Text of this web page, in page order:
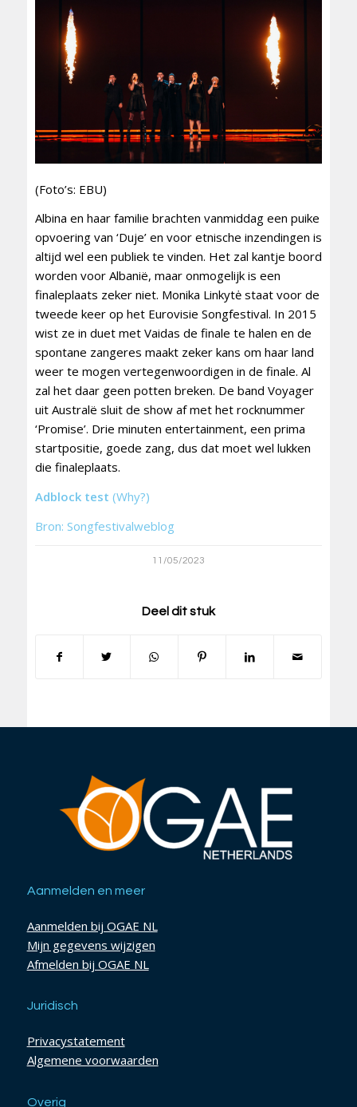
(Foto’s: EBU)
Albina en haar familie brachten vanmiddag een puike
opvoering van ‘Duje’ en voor etnische inzendingen is
altijd wel een publiek te vinden. Het zal kantje boord
worden voor Albanië, maar onmogelijk is een
finaleplaats zeker niet. Monika Linkytė staat voor de
tweede keer op het Eurovisie Songfestival. In 2015
wist ze in duet met Vaidas de finale te halen en de
spontane zangeres maakt zeker kans om haar land
weer te mogen vertegenwoordigen in de finale. Al
zal het daar geen potten breken. De band Voyager
uit Australë sluit de show af met het rocknummer
‘Promise’. Drie minuten entertainment, een prima
startpositie, goede zang, dus dat moet wel lukken
die finaleplaats.
Adblock test (Why?)
Bron: Songfestivalweblog
11/05/2023
Deel dit stuk
Aanmelden en meer
Aanmelden bij OGAE NL
Mijn gegevens wijzigen
Afmelden bij OGAE NL
Juridisch
Privacystatement
Algemene voorwaarden
Overig